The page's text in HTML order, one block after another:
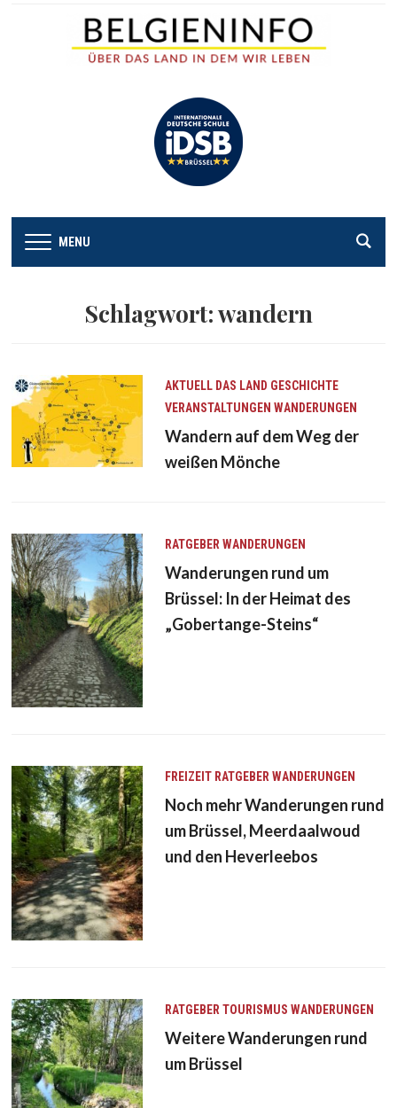
MENU
Schlagwort:wandern
AKTUELL DAS LAND GESCHICHTE
VERANSTALTUNGEN WANDERUNGEN
Wandern auf dem Weg der
weißen Mönche
RATGEBER WANDERUNGEN
Wanderungen rund um
Brüssel: In der Heimat des
„Gobertange-Steins“
FREIZEIT RATGEBERWANDERUNGEN
Noch mehr Wanderungen rund
um Brüssel, Meerdaalwoud
und den Heverleebos
RATGEBER TOURISMUS WANDERUNGEN
Weitere Wanderungen rund
um Brüssel